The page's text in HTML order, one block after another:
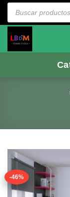
Saltar
Búsqueda
productos
-46%